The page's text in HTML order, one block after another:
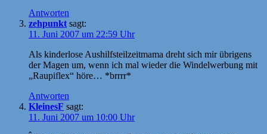
Antworten
zehpunkt sagt:
11. Juni 2007 um 22:59 Uhr
Als kinderlose Aushilfsteilzeitmama dreht sich mir übrigens
der Magen um, wenn ich mal wieder die Windelwerbung mit
„Raupiflex“ höre… *brrrr*
Antworten
KleinesF sagt:
11. Juni 2007 um 10:00 Uhr